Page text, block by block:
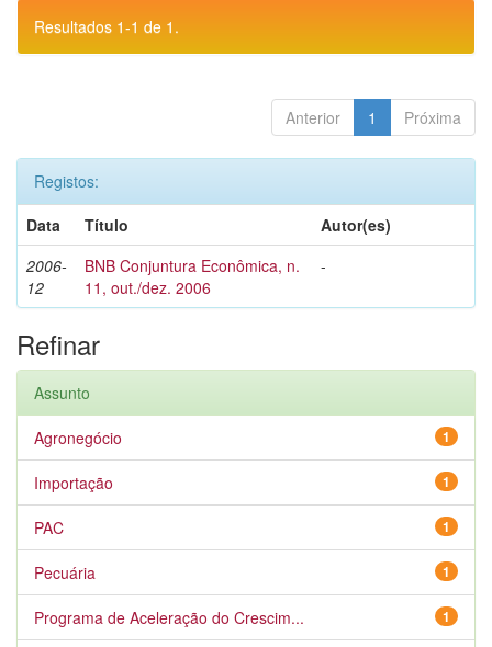
Resultados 1-1 de 1.
Anterior 1 Próxima
Registos:
Data
Título
Autor(es)
2006-
12
BNB Conjuntura Econômica, n.
11, out./dez. 2006
-
Refinar
Assunto
1
Agronegócio
1
Importação
1
PAC
1
Pecuária
1
Programa de Aceleração do Crescim...